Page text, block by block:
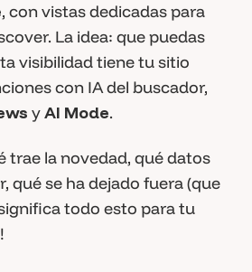
, con vistas dedicadas para
La idea: que puedas
visibilidad tiene tu sitio
con IA del buscador,
yAI Mode.
trae la novedad, qué datos
qué se ha dejado fuera (que
todo esto para tu